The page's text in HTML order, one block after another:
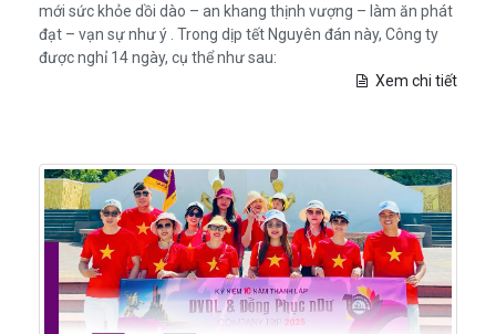
mới sức khỏe dồi dào – an khang thịnh vượng – làm ăn phát
đạt – vạn sự như ý . Trong dịp tết Nguyên đán này, Công ty
được nghỉ 14 ngày, cụ thể như sau:
Xem chi tiết